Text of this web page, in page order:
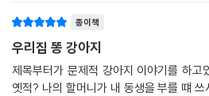
아지는 어디로 사라진 걸까요? 그때 누군가
끈한 똥을 밟은 거예요. 조금 떨어진 곳에서
도! 똥강아지는 걸어 다니면서 도시 곳곳에
간 길 끝에는 두루마리 휴지들이 성처럼 쌓
종이책
우리집 똥 강아지
제목부터가 문제적 강아지 이야기를 하고있다.^^ ㅋㅋㅋ똥강
옛적? 나의 할머니가 내 동생을 부를 떄 쓰시던 말^^ 책 제